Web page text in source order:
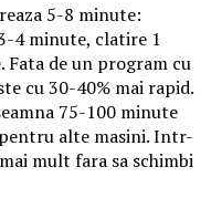
5-8 minute:
4 minute, clatire 1
Fata de un program cu
cu 30-40% mai rapid.
75-100 minute
alte masini. Intr-
mult fara sa schimbi